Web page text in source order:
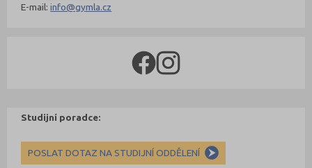
E-mail:info@gymla.cz
Studijní poradce:
POSLAT DOTAZ NA STUDIJNÍ ODDĚLENÍ